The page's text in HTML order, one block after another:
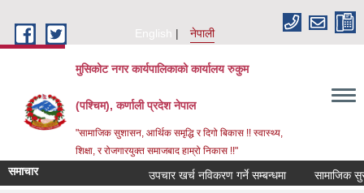
English
नेपाली
मुसिकोट नगर कार्यपालिकाको कार्यालय रुकुम
(पश्चिम), कर्णाली प्रदेश नेपाल
"सामाजिक सुशासन, आर्थिक समृद्धि र दिगो बिकास !! स्वास्थ्य,
शिक्षा, र रोजगारयुक्त समाजबाद हाम्रो निकास !!"
समाचार उपचार खर्च नविकरण गर्ने सम्बन्धमा